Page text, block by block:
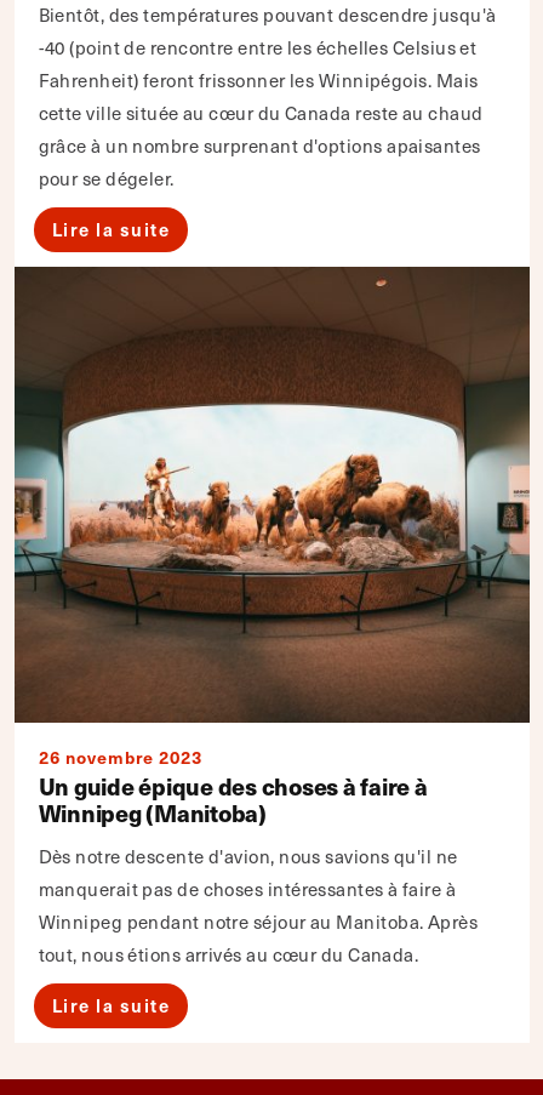
Bientôt, des températures pouvant descendre jusqu'à
-40 (point de rencontre entre les échelles Celsius et
Fahrenheit) feront frissonner les Winnipégois. Mais
cette ville située au cœur du Canada reste au chaud
grâce à un nombre surprenant d'options apaisantes
pour se dégeler.
Lire la suite
26 novembre 2023
Un guide épique des choses à faire à
Winnipeg (Manitoba)
Dès notre descente d'avion, nous savions qu'il ne
manquerait pas de choses intéressantes à faire à
Winnipeg pendant notre séjour au Manitoba. Après
tout, nous étions arrivés au cœur du Canada.
Lire la suite